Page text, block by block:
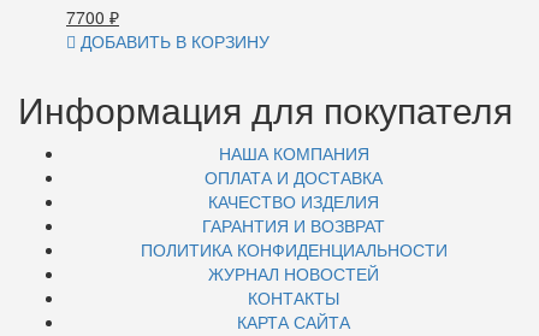
7700 ₽
ДОБАВИТЬ В КОРЗИНУ
Информация для покупателя
НАША КОМПАНИЯ
ОПЛАТА И ДОСТАВКА
КАЧЕСТВО ИЗДЕЛИЯ
ГАРАНТИЯ И ВОЗВРАТ
ПОЛИТИКА КОНФИДЕНЦИАЛЬНОСТИ
ЖУРНАЛ НОВОСТЕЙ
КОНТАКТЫ
КАРТА САЙТА